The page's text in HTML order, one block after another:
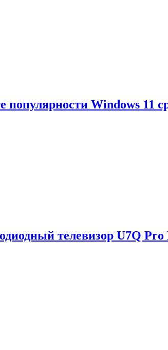
популярности Windows 11
телевизор U7Q